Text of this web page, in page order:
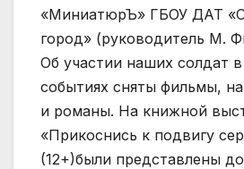
«МиниатюрЪ» ГБОУ ДАТ
город» (руководитель М.
Об участии наших солдат в
событиях сняты фильмы,
и романы. На книжной
«Прикоснись к подвигу
(12+)были представлены